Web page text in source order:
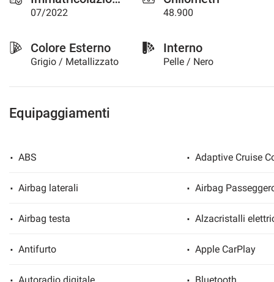
07/2022 48.900
Colore Esterno
Grigio / Metallizzato
Interno
Pelle / Nero
Equipaggiamenti
ABS Adaptive Cruise
Airbag laterali Airbag
Airbag testa Alzacristalli
Antifurto Apple CarPlay
questi
tracciamento
alla
policy.
Puoi
modificare
tue
scelte
qualsiasi